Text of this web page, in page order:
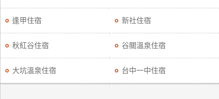
逢甲住宿 新社住宿
秋紅谷住宿 谷關溫泉住宿
大坑溫泉住宿 台中一中住宿